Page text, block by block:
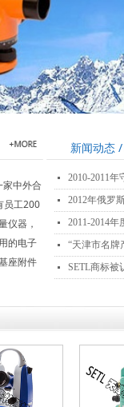
中外合
员工200
仪器，
的电子
座附件
新闻动态 /
넷 2010-2011
넷 2012年俄罗
넷 2011-2014
넷 “天津市名牌
넷 SETL商标被